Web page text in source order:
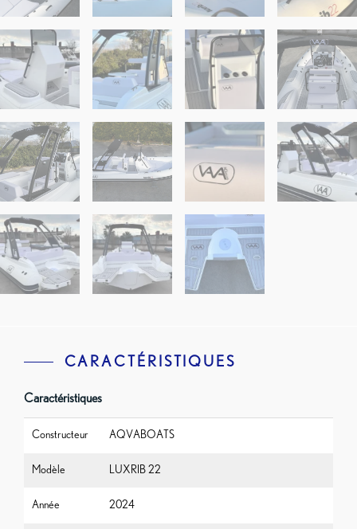
CARACTÉRISTIQUES
Caractéristiques
Constructeur AQVABOATS
Modèle LUXRIB 22
Année 2024